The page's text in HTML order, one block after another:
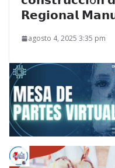
𝗥𝗲𝗴𝗶𝗼𝗻𝗮𝗹
agosto 4, 2025 3:35 pm